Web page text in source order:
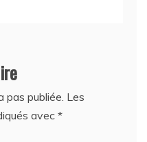
pas publiée. Les
avec *